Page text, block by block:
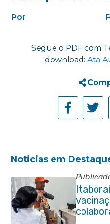
Por
Segue o PDF com
download: Ata
Noticias em